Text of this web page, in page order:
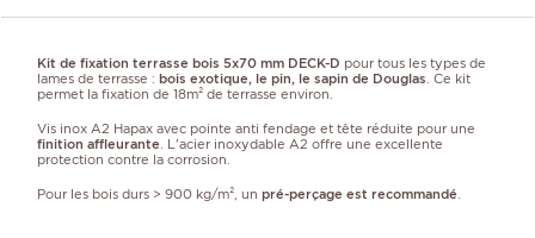
Kit de fixation terrasse bois 5x70 mm DECK-D pour tous les types de
lames de terrasse : bois exotique, le pin, le sapin de Douglas . Ce kit
permet la fixation de 18m² de terrasse environ.
Vis inox A2 Hapax avec pointe anti fendage et tête réduite pour une
finition affleurante . L'acier inoxydable A2 offre une excellente
protection contre la corrosion.
Pour les bois durs > 900 kg/m², un pré-perçage est recommandé